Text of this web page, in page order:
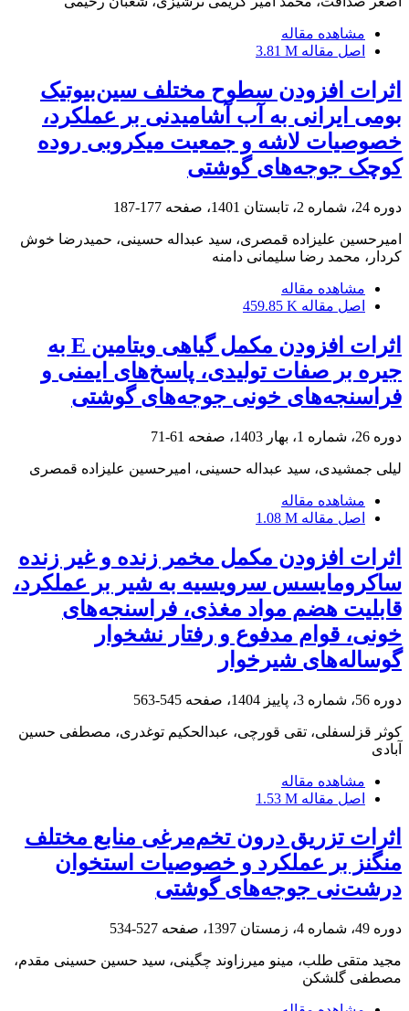
مشاهده مقاله
اصل مقاله 3.81 M
اثرات افزودن سطوح مختلف سین‌بیوتیک
بومی ایرانی به آب آشامیدنی بر عملکرد،
خصوصیات لاشه و جمعیت میکروبی روده
کوچک جوجه‌های گوشتی
دوره 24، شماره 2، تابستان 1401، صفحه 177-187
امیرحسین علیزاده قمصری، سید عبداله حسینی، حمیدرضا خوش
کردار، محمد رضا سلیمانی دامنه
مشاهده مقاله
اصل مقاله 459.85 K
اثرات افزودن مکمل گیاهی ویتامین E به
جیره بر صفات تولیدی، پاسخ‌های ایمنی و
فراسنجه‌های خونی جوجه‌های گوشتی
دوره 26، شماره 1، بهار 1403، صفحه 61-71
لیلی جمشیدی، سید عبداله حسینی، امیرحسین علیزاده قمصری
مشاهده مقاله
اصل مقاله 1.08 M
اثرات افزودن مکمل مخمر زنده و غیر زنده
ساکرومایسس سرویسیه به شیر بر عملکرد،
قابلیت هضم مواد مغذی، فراسنجه‌های
خونی، قوام مدفوع و رفتار نشخوار
گوساله‌های شیرخوار
دوره 56، شماره 3، پاییز 1404، صفحه 545-563
کوثر قزلسفلی، تقی قورچی، عبدالحکیم توغدری، مصطفی حسین
آبادی
مشاهده مقاله
اصل مقاله 1.53 M
اثرات تزریق درون تخم‌مرغی منابع مختلف
منگنز بر عملکرد و خصوصیات استخوان
درشت‌نی جوجه‌های گوشتی
دوره 49، شماره 4، زمستان 1397، صفحه 527-534
مجید متقی طلب، مینو میرزاوند چگینی، سید حسین حسینی مقدم،
مصطفی گلشکن